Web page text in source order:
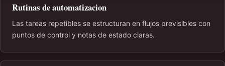
Rutinas de automatizacion
Las tareas repetibles se estructuran en flujos previsibles con
puntos de control y notas de estado claras.